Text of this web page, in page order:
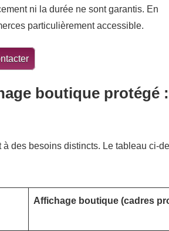
ni la durée ne sont garantis. En
particulièrement accessible.
boutique protégé :
des besoins distincts. Le tableau ci-
Affichage boutique (cadres